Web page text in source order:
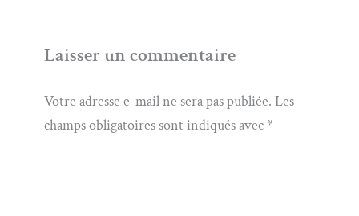
Laisser un commentaire
Votre adresse e-mail ne sera pas publiée. Les
champs obligatoires sont indiqués avec *